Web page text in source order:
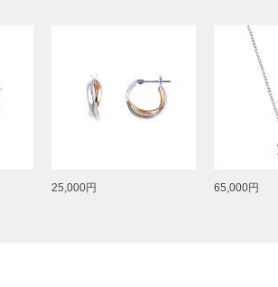
25,000円 65,000円